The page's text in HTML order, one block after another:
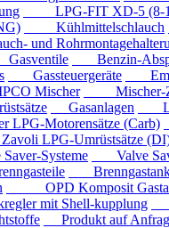
LPG-FIT XD-5 (8-
Kühlmittelschlauch
und
Benzin-
Gassteuergeräte
Mischer Mischer-
Gasanlagen
Motorensätze (Carb)
LPG-Umrüstsätze
Systeme Valve
OPD Komposit
mit Shell-kupplung
Produkt auf